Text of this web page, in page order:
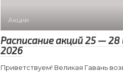
Акции
Расписание акций 25 —
2026
Приветствуем! Великая Гавань